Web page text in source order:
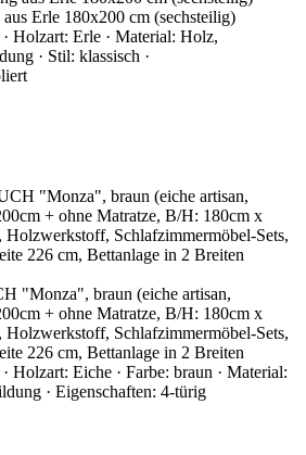
Erle 180x200 cm (sechsteilig)
Holzart: Erle · Material: Holz,
· Stil: klassisch ·
"Monza", braun (eiche artisan,
+ ohne Matratze, B/H: 180cm x
Schlafzimmermöbel-Sets,
226 cm, Bettanlage in 2 Breiten
Holzart: Eiche · Farbe: braun · Material:
· Eigenschaften: 4-türig